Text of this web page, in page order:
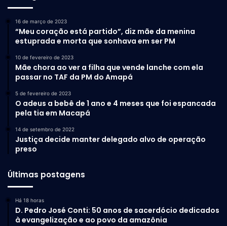
16 de março de 2023
“Meu coração está partido”, diz mãe da menina
estuprada e morta que sonhava em ser PM
10 de fevereiro de 2023
Mãe chora ao ver a filha que vende lanche com ela
passar no TAF da PM do Amapá
5 de fevereiro de 2023
O adeus a bebê de 1 ano e 4 meses que foi espancada
pela tia em Macapá
14 de setembro de 2022
Justiça decide manter delegado alvo de operação
preso
Últimas postagens
Há 18 horas
D. Pedro José Conti: 50 anos de sacerdócio dedicados
à evangelização e ao povo da amazônia